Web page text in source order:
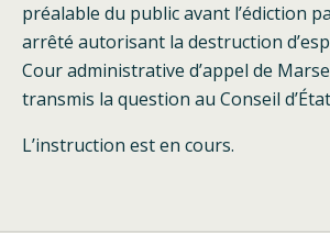
préalable du public avant l’édiction
arrêté autorisant la destruction
Cour administrative d’appel de
transmis la question au Conseil
L’instruction est en cours.